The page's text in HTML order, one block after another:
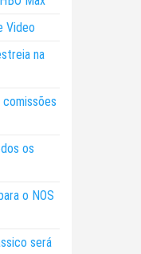
Video
na
os
o NOS
será